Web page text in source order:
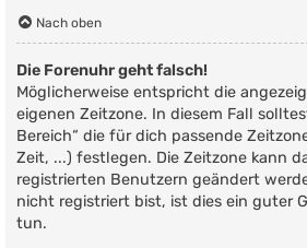
Nach oben
Die Forenuhr geht falsch!
Möglicherweise entspricht die
eigenen Zeitzone. In diesem Fall
Bereich“ die für dich passende
Zeit, ...) festlegen. Die Zeitzone kann
registrierten Benutzern geändert
nicht registriert bist, ist dies ein guter
tun.